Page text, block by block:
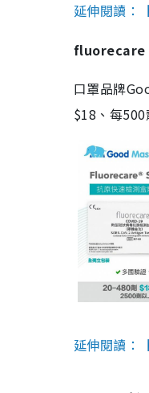
延伸閱讀：
fluorecare
口罩品牌
$18、每
延伸閱讀：